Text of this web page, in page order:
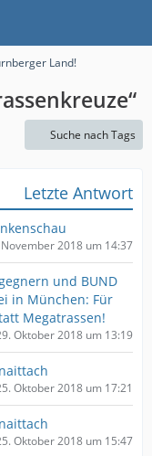
Land!
Suche nach Tags
Letzte Antwort
November 2018 um 14:37
und BUND
in München: Für
Megatrassen!
Oktober 2018 um 13:19
Oktober 2018 um 17:21
Oktober 2018 um 15:47